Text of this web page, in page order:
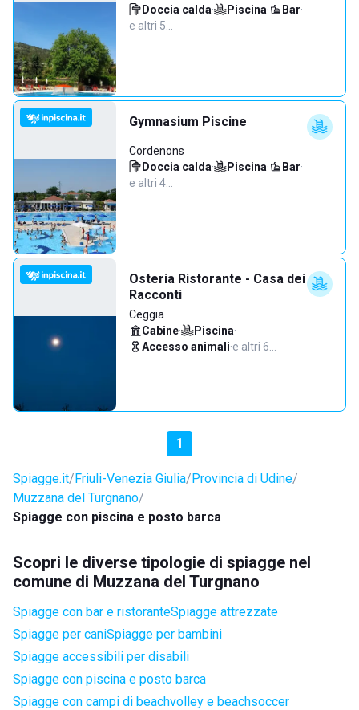
Doccia calda· Piscina· Bar·
e altri 5…
Gymnasium Piscine
Cordenons
Doccia calda· Piscina· Bar·
e altri 4…
Osteria Ristorante - Casa dei
Racconti
Ceggia
Cabine· Piscina·
Accesso animali·e altri 6…
1
Spiagge.it Friuli-Venezia Giulia Provincia di Udine
Muzzana del Turgnano
Spiagge con piscina e posto barca
Scopri le diverse tipologie di spiagge nel
comune di Muzzana del Turgnano
Spiagge con bar e ristoranteSpiagge attrezzate
Spiagge per caniSpiagge per bambini
Spiagge accessibili per disabili
Spiagge con piscina e posto barca
Spiagge con campi di beachvolley e beachsoccer